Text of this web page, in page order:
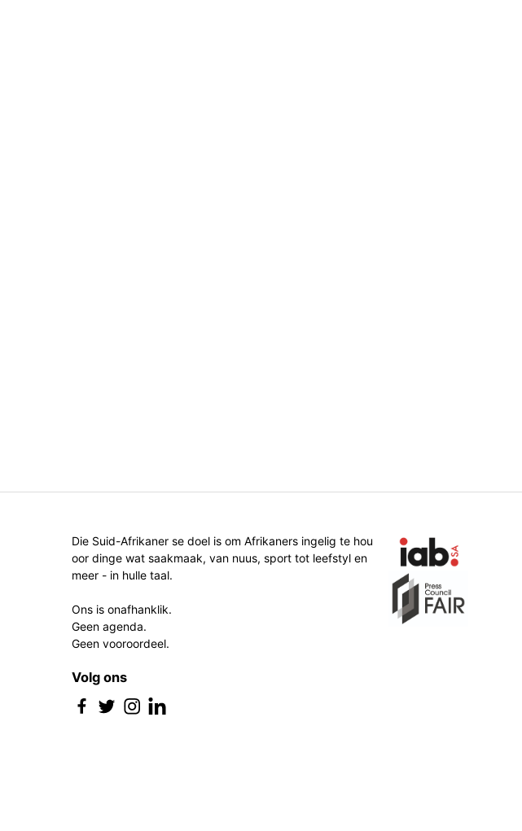
Die Suid-Afrikaner se doel is om Afrikaners ingelig te hou
oor dinge wat saakmaak, van nuus, sport tot leefstyl en
meer - in hulle taal.
Ons is onafhanklik.
Geen agenda.
Geen vooroordeel.
Volg ons